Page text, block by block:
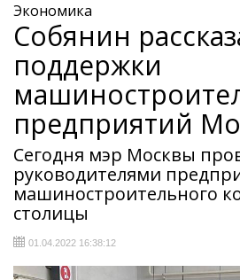
Экономика
Собянин
поддержки
предприятий
Сегодня мэр Москвы
руководителями
машиностроительного
столицы
01.04.2022 16:38:12